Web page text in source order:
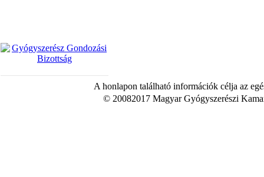
A honlapon található információk célja az
© 20082017 Magyar Gyógyszerészi